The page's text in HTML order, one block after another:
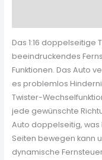
Das 1:16 doppelseitige
beeindruckendes
Funktionen. Das Auto
es problemlos
Twister-
jede gewünschte
Auto doppelseitig,
Seiten bewegen kann
dynamische